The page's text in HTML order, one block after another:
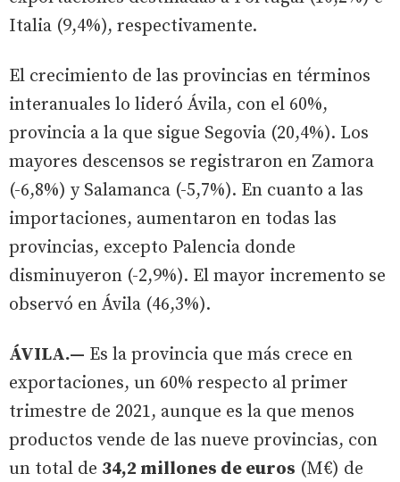
Italia (9,4%), respectivamente.
El crecimiento de las provincias en términos
interanuales lo lideró Ávila, con el 60%,
provincia a la que sigue Segovia (20,4%). Los
mayores descensos se registraron en Zamora
(-6,8%) y Salamanca (-5,7%). En cuanto a las
importaciones, aumentaron en todas las
provincias, excepto Palencia donde
disminuyeron (-2,9%). El mayor incremento se
observó en Ávila (46,3%).
ÁVILA.— Es la provincia que más crece en
exportaciones, un 60% respecto al primer
trimestre de 2021, aunque es la que menos
productos vende de las nueve provincias, con
un total de 34,2 millones de euros (M€) de